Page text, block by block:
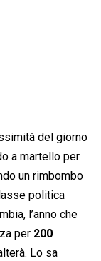
del giorno
a martello per
un rimbombo
politica
l’anno che
per 200
Lo sa